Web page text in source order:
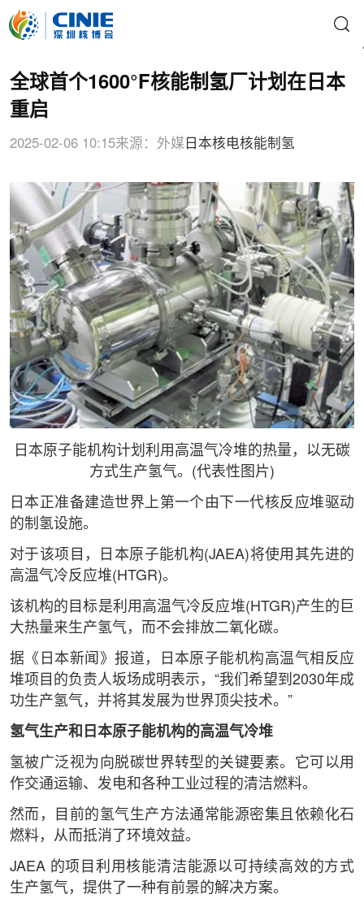
全球首个1600°F核能制氢厂计划在日本
重启
2025-02-06 10:15来源：外媒 日本核电核能制氢
日本原子能机构计划利用高温气冷堆的热量，以无碳
方式生产氢气。(代表性图片)
日本正准备建造世界上第一个由下一代核反应堆驱动
的制氢设施。
对于该项目，日本原子能机构(JAEA)将使用其先进的
高温气冷反应堆(HTGR)。
该机构的目标是利用高温气冷反应堆(HTGR)产生的巨
大热量来生产氢气，而不会排放二氧化碳。
据《日本新闻》报道，日本原子能机构高温气相反应
堆项目的负责人坂场成明表示，“我们希望到2030年成
功生产氢气，并将其发展为世界顶尖技术。”
氢气生产和日本原子能机构的高温气冷堆
氢被广泛视为向脱碳世界转型的关键要素。它可以用
作交通运输、发电和各种工业过程的清洁燃料。
然而，目前的氢气生产方法通常能源密集且依赖化石
燃料，从而抵消了环境效益。
JAEA 的项目利用核能清洁能源以可持续高效的方式
生产氢气，提供了一种有前景的解决方案。